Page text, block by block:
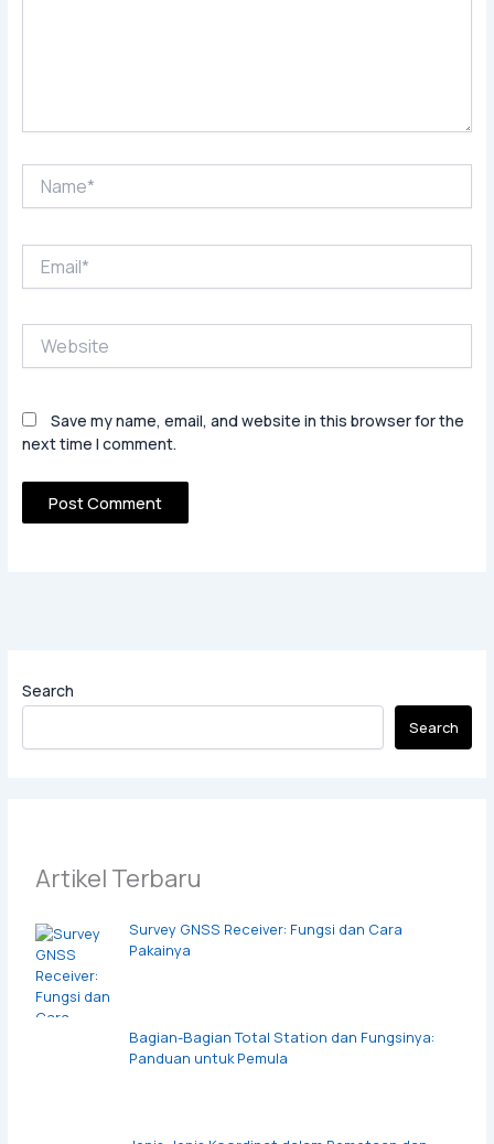
Search
Search
Artikel Terbaru
Survey GNSS Receiver: Fungsi dan Cara
Pakainya
Bagian-Bagian Total Station dan Fungsinya:
Panduan untuk Pemula
Save my name, email, and website in this browser for the
next time I comment.